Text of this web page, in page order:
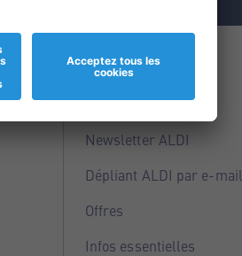
Service
Points ALDI
Newsletter ALDI
Dépliant ALDI par e-mail
Offres
Infos essentielles